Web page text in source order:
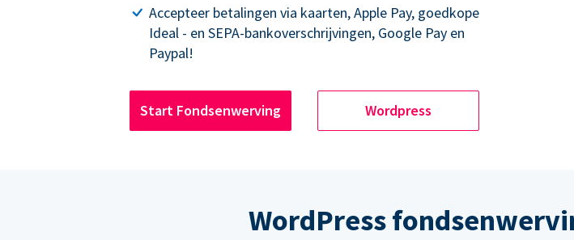
Accepteer betalingen via kaarten, Apple Pay, goedkope
Ideal - en SEPA-bankoverschrijvingen, Google Pay en
Paypal!
Start Fondsenwerving Wordpress
WordPress